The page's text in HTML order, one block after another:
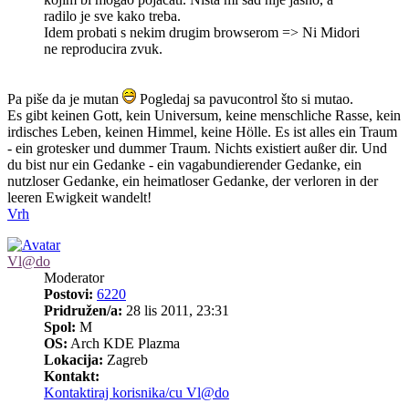
radilo je sve kako treba.
Idem probati s nekim drugim browserom => Ni Midori
ne reproducira zvuk.
Pa piše da je mutan
Pogledaj sa pavucontrol što si mutao.
Es gibt keinen Gott, kein Universum, keine menschliche Rasse, kein
irdisches Leben, keinen Himmel, keine Hölle. Es ist alles ein Traum
- ein grotesker und dummer Traum. Nichts existiert außer dir. Und
du bist nur ein Gedanke - ein vagabundierender Gedanke, ein
nutzloser Gedanke, ein heimatloser Gedanke, der verloren in der
leeren Ewigkeit wandelt!
Vrh
Vl@do
Moderator
Postovi: 6220
Pridružen/a: 28 lis 2011, 23:31
Spol: M
OS: Arch KDE Plazma
Lokacija: Zagreb
Kontakt:
Kontaktiraj korisnika/cu Vl@do